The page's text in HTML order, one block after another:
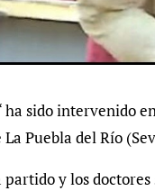
sido intervenido
Puebla del Río
y los